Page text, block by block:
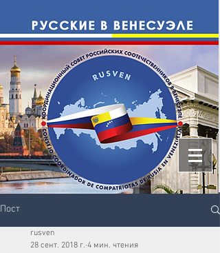
Пост
rusven
28 сент. 2018 г. 4 мин. чтения